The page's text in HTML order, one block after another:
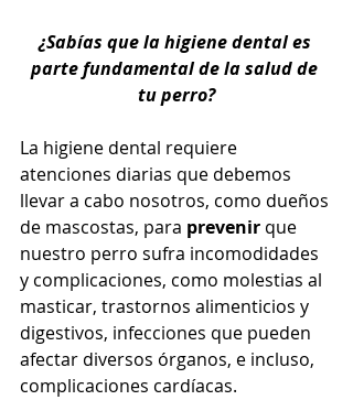
¿Sabías que la higiene dental es
parte fundamental de la salud de
tu perro?
La higiene dental requiere
atenciones diarias que debemos
llevar a cabo nosotros, como dueños
de mascostas, para prevenir que
nuestro perro sufra incomodidades
y complicaciones, como molestias al
masticar, trastornos alimenticios y
digestivos, infecciones que pueden
afectar diversos órganos, e incluso,
complicaciones cardíacas.